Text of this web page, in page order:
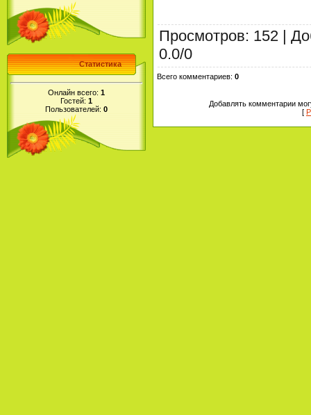
Статистика
Онлайн всего: 1
Гостей: 1
Пользователей: 0
Просмотров: 152 |
0.0/0
Всего комментариев: 0
Добавлять комментарии
[